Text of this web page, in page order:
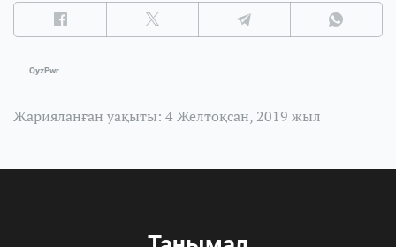
QyzPwr
Жарияланған уақыты: 4 Желтоқсан, 2019 жыл